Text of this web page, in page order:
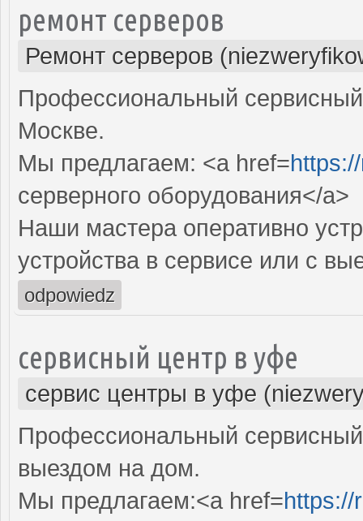
ремонт серверов
Ремонт серверов
Профессиональный
Москве.
Мы предлагаем: <a href=
серверного оборудования</a>
Наши мастера оперативно
устройства в сервисе или с
odpowiedz
сервисный центр в уфе
сервис центры в уфе
Профессиональный
выездом на дом.
Мы предлагаем:<a href=https://